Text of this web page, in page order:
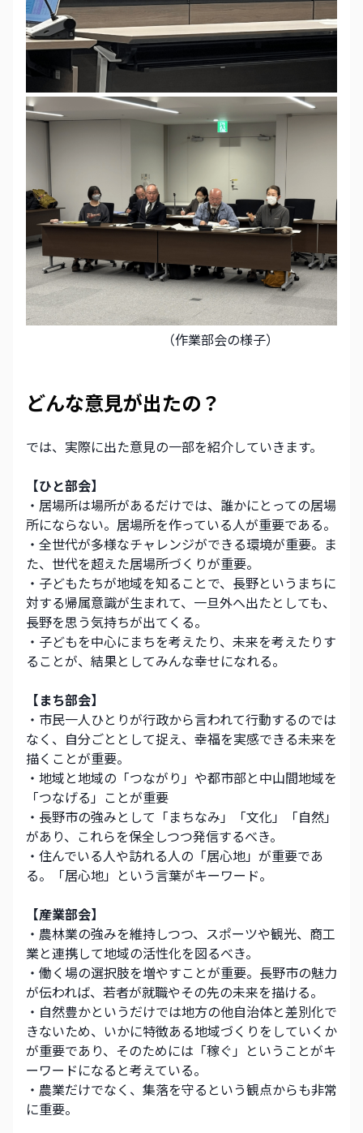
                                          （作業部会の様子）
どんな意見が出たの？
では、実際に出た意見の一部を紹介していきます。
【ひと部会】
・居場所は場所があるだけでは、誰かにとっての居場
所にならない。居場所を作っている人が重要である。
・全世代が多様なチャレンジができる環境が重要。ま
た、世代を超えた居場所づくりが重要。
・子どもたちが地域を知ることで、長野というまちに
対する帰属意識が生まれて、一旦外へ出たとしても、
長野を思う気持ちが出てくる。
・子どもを中心にまちを考えたり、未来を考えたりす
ることが、結果としてみんな幸せになれる。
【まち部会】
・市民一人ひとりが行政から言われて行動するのでは
なく、自分ごととして捉え、幸福を実感できる未来を
描くことが重要。
・地域と地域の「つながり」や都市部と中山間地域を
「つなげる」ことが重要
・長野市の強みとして「まちなみ」「文化」「自然」
があり、これらを保全しつつ発信するべき。
・住んでいる人や訪れる人の「居心地」が重要であ
る。「居心地」という言葉がキーワード。
【産業部会】
・農林業の強みを維持しつつ、スポーツや観光、商工
業と連携して地域の活性化を図るべき。
・働く場の選択肢を増やすことが重要。長野市の魅力
が伝われば、若者が就職やその先の未来を描ける。
・自然豊かというだけでは地方の他自治体と差別化で
きないため、いかに特徴ある地域づくりをしていくか
が重要であり、そのためには「稼ぐ」ということがキ
ーワードになると考えている。
・農業だけでなく、集落を守るという観点からも非常
に重要。